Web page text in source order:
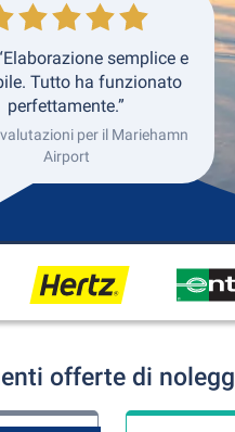
semplice e
Tutto ha funzionato
perfettamente.”
per il Mariehamn
Airport
offerte di